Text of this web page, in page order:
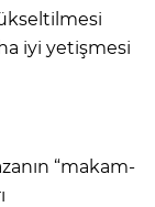
iyi yetişmesi
“makam-